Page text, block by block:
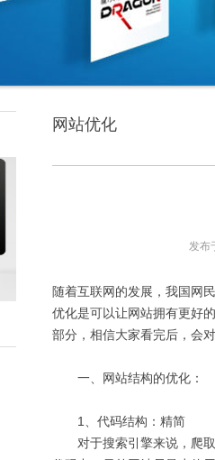
网站优化
发布
随着互联网的发展，我国网
优化是可以让网站拥有更好
部分，相信大家看完后，
一、网站结构的优化：
1、代码结构：精简
对于搜索引擎来说，爬取